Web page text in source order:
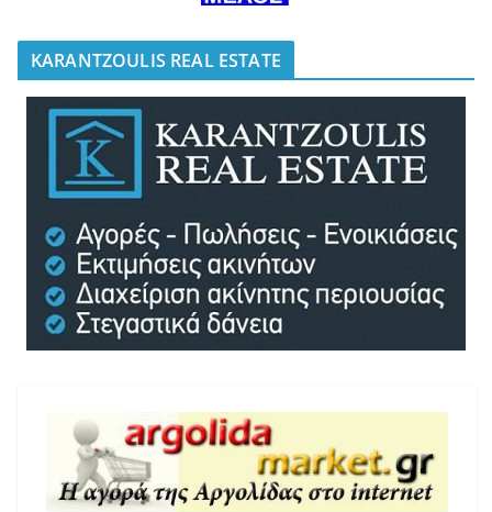
KARANTZOULIS REAL ESTATE